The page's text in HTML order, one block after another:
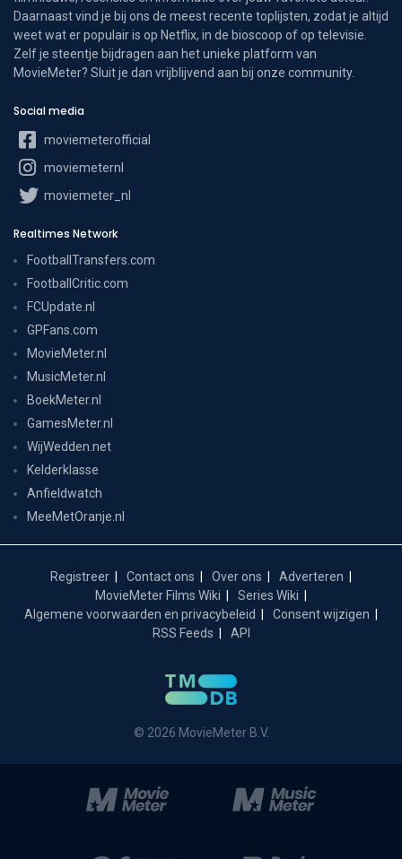
Daarnaast vind je bij ons de meest recente toplijsten, zodat je altijd
weet wat er populair is op Netflix, in de bioscoop of op televisie.
Zelf je steentje bijdragen aan het unieke platform van
MovieMeter? Sluit je dan vrijblijvend aan bij onze community.
Social media
moviemeterofficial
moviemeternl
moviemeter_nl
Realtimes Network
FootballTransfers.com
FootballCritic.com
FCUpdate.nl
GPFans.com
MovieMeter.nl
MusicMeter.nl
BoekMeter.nl
GamesMeter.nl
WijWedden.net
Kelderklasse
Anfieldwatch
MeeMetOranje.nl
Registreer Contact ons Over ons
Adverteren
MovieMeter Films Wiki
Series Wiki
Algemene voorwaarden en privacybeleid
Consent wijzigen
RSS Feeds
API
© 2026 MovieMeter B.V.